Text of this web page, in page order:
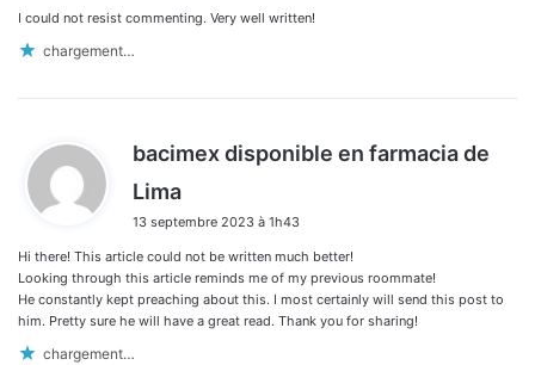
I could not resist commenting. Very well written!
chargement…
bacimex disponible en farmacia de
Lima
t
:
13 septembre 2023 à 1h43
Hi there! This article could not be written much better!
Looking through this article reminds me of my previous roommate!
He constantly kept preaching about this. I most certainly will send this post to
him. Pretty sure he will have a great read. Thank you for sharing!
chargement…